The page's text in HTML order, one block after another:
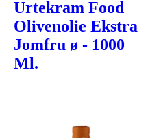
Urtekram Food
Olivenolie Ekstra
Jomfru ø - 1000
Ml.